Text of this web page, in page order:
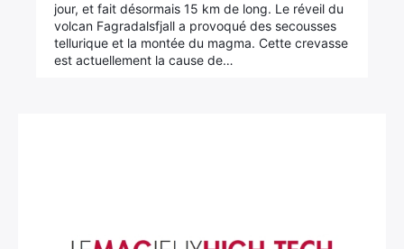
jour, et fait désormais 15 km de long. Le réveil du
volcan Fagradalsfjall a provoqué des secousses
tellurique et la montée du magma. Cette crevasse
est actuellement la cause de…